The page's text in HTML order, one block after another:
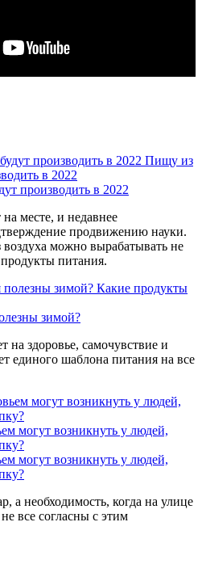
Пищу из
в 2022
производить в 2022
месте, и недавнее
продвижению науки.
можно вырабатывать не
питания.
Какие продукты
зимой?
на здоровье, самочувствие и
единого шаблона питания на все
могут возникнуть у людей,
могут возникнуть у людей,
а необходимость, когда на улице
все согласны с этим